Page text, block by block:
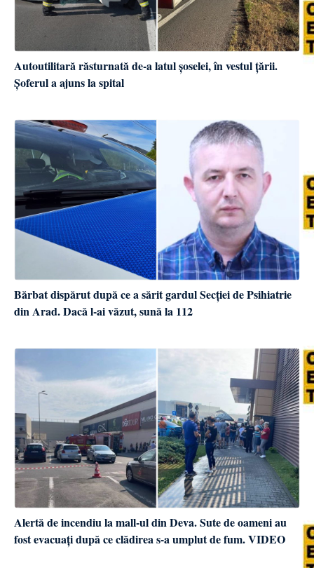
Autoutilitară răsturnată de-a latul șoselei, în vestul țării.
Șoferul a ajuns la spital
Bărbat dispărut după ce a sărit gardul Secției de Psihiatrie
din Arad. Dacă l-ai văzut, sună la 112
Alertă de incendiu la mall-ul din Deva. Sute de oameni au
fost evacuați după ce clădirea s-a umplut de fum. VIDEO